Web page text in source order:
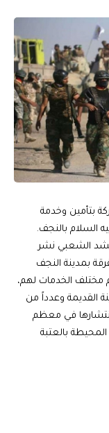
بتأمين وخدمة
السلام بالنجف.
الشعبي نشر
بمدينة النجف
مختلف الخدمات لهم،
القديمة وعدداً من
في معظم
بالعتبة